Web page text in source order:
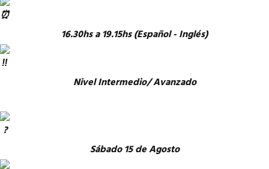
16.30hs a 19.15hs (Español - Inglés)
Nivel Intermedio/ Avanzado
Sábado 15 de Agosto